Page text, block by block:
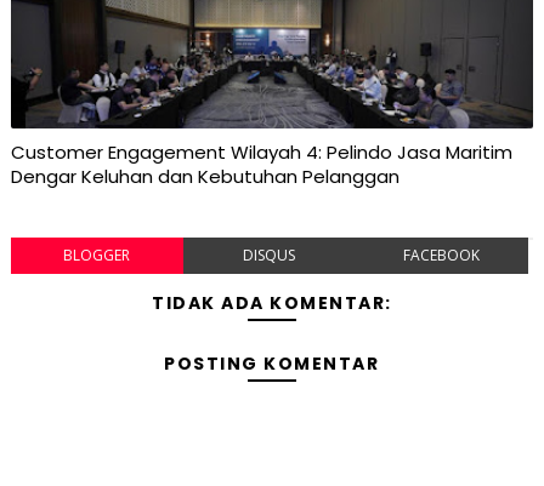
Customer Engagement Wilayah 4: Pelindo Jasa Maritim
Dengar Keluhan dan Kebutuhan Pelanggan
BLOGGER DISQUS FACEBOOK
TIDAK ADA KOMENTAR:
POSTING KOMENTAR